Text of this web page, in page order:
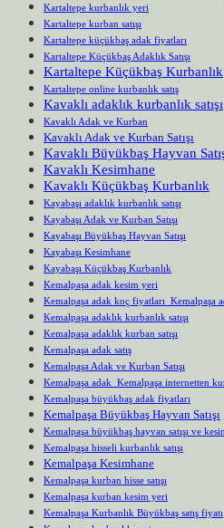
Kartaltepe kurbanlık yeri
Kartaltepe kurban satışı
Kartaltepe küçükbaş adak fiyatları
Kartaltepe Küçükbaş Adaklık Satışı
Kartaltepe Küçükbaş Kurbanlık
Kartaltepe online kurbanlık satış
Kavaklı adaklık kurbanlık satışı
Kavaklı Adak ve Kurban
Kavaklı Adak ve Kurban Satışı
Kavaklı Büyükbaş Hayvan
Kavaklı Kesimhane
Kavaklı Küçükbaş Kurbanlık
Kayabaşı adaklık kurbanlık satışı
Kayabaşı Adak ve Kurban Satışı
Kayabaşı Büyükbaş Hayvan Satışı
Kayabaşı Kesimhane
Kayabaşı Küçükbaş Kurbanlık
Kemalpaşa adak kesim yeri
Kemalpaşa adak koç fiyatları Kemalpaşa
Kemalpaşa adaklık kurbanlık satışı
Kemalpaşa adaklık kurban satışı
Kemalpaşa adak satış
Kemalpaşa Adak ve Kurban Satışı
Kemalpaşa adak Kemalpaşa internetten
Kemalpaşa büyükbaş adak fiyatları
Kemalpaşa Büyükbaş Hayvan Satışı
Kemalpaşa büyükbaş hayvan satışı ve
Kemalpaşa hisseli kurbanlık satışı
Kemalpaşa Kesimhane
Kemalpaşa kurban hisse satışı
Kemalpaşa kurban kesim yeri
Kemalpaşa Kurbanlık Büyükbaş satış fiyatı